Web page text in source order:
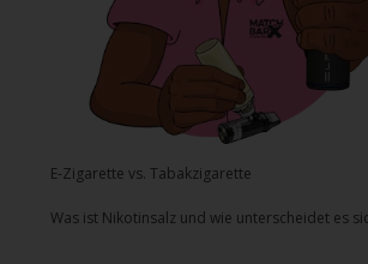
E-Zigarette vs. Tabakzigarette
Was ist Nikotinsalz und wie unterscheidet es